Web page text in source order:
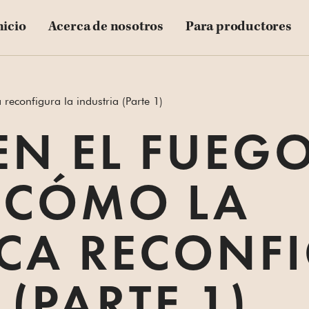
Acerca de nosotros Para productores
la industria (Parte 1)
EL
LA